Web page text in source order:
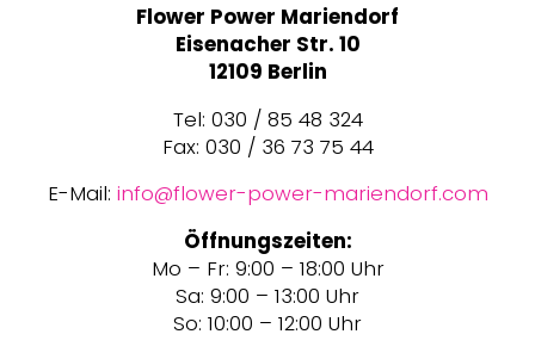
Flower Power Mariendorf
Eisenacher Str. 10
12109 Berlin
Tel: 030 / 85 48 324
Fax: 030 / 36 73 75 44
E-Mail: info@flower-power-mariendorf.com
Öffnungszeiten:
Mo – Fr: 9:00 – 18:00 Uhr
Sa: 9:00 – 13:00 Uhr
So: 10:00 – 12:00 Uhr